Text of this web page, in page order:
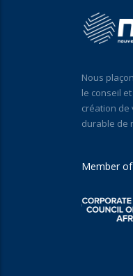
Nous
le conseil
création de
durable de
Member of